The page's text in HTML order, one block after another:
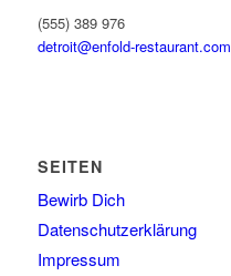
(555) 389 976
detroit@enfold-restaurant.com
SEITEN
Bewirb Dich
Datenschutzerklärung
Impressum